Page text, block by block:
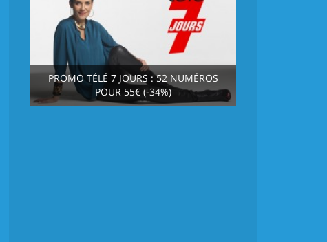
PROMO TÉLÉ 7 JOURS : 52 NUMÉROS
POUR 55€ (-34%)